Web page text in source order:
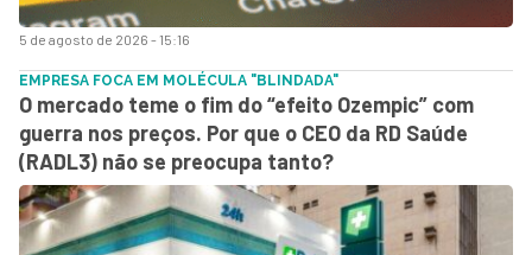
5 de agosto de 2026 - 15:16
EMPRESA FOCA EM MOLÉCULA "BLINDADA"
O mercado teme o fim do “efeito Ozempic” com
guerra nos preços. Por que o CEO da RD Saúde
(RADL3) não se preocupa tanto?